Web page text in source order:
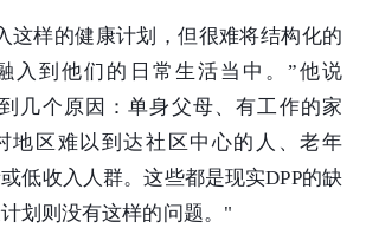
这样的健康计划，但很难将结构化的
入到他们的日常生活当中。”他说
几个原因：单身父母、有工作的家
地区难以到达社区中心的人、老年
低收入人群。这些都是现实DPP的缺
划则没有这样的问题。"